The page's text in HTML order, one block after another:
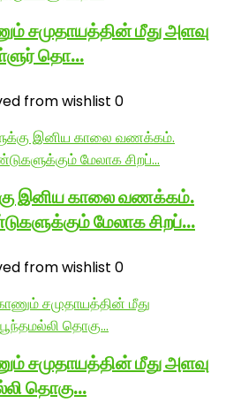
சமுதாயத்தின் மீது அளவு
தொ…
from wishlist 0
இனிய காலை வணக்கம்.
மேலாக சிறப்…
from wishlist 0
சமுதாயத்தின் மீது அளவு
தொகு…